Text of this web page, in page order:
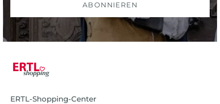
ABONNIEREN
ERTL-Shopping-Center